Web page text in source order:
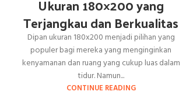
Ukuran 180×200 yang
Terjangkau dan Berkualitas
Dipan ukuran 180x200 menjadi pilihan yang
populer bagi mereka yang menginginkan
kenyamanan dan ruang yang cukup luas dalam
tidur. Namun...
CONTINUE READING